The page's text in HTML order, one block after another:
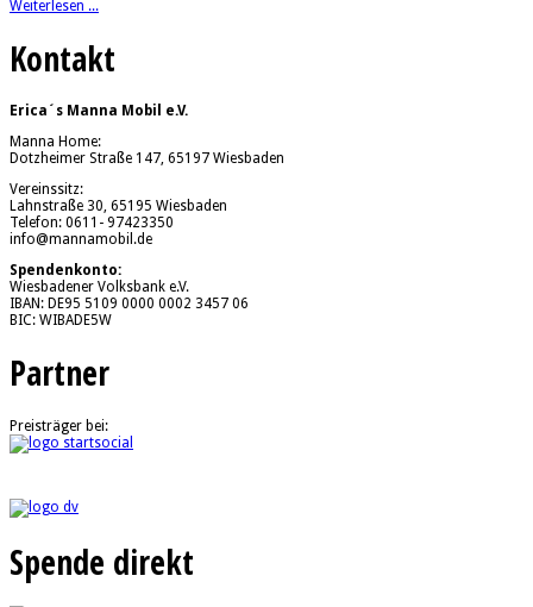
Weiterlesen ...
Kontakt
Erica´s Manna Mobil e.V.
Manna Home:
Dotzheimer Straße 147, 65197 Wiesbaden
Vereinssitz:
Lahnstraße 30, 65195 Wiesbaden
Telefon: 0611- 97423350
info@mannamobil.de
Spendenkonto:
Wiesbadener Volksbank e.V.
IBAN: DE95 5109 0000 0002 3457 06
BIC: WIBADE5W
Partner
Preisträger bei:
Spende direkt